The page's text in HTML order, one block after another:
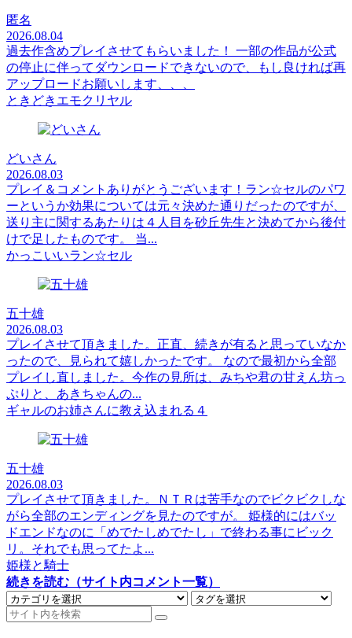
匿名
2026.08.04
過去作含めプレイさせてもらいました！ 一部の作品が公式
の停止に伴ってダウンロードできないので、もし良ければ再
アップロードお願いします、、、
ときどきエモクリヤル
どいさん
2026.08.03
プレイ＆コメントありがとうございます！ラン☆セルのパワ
ーというか効果については元々決めた通りだったのですが、
送り主に関するあたりは４人目を砂丘先生と決めてから後付
けで足したものです。 当...
かっこいいラン☆セル
五十雄
2026.08.03
プレイさせて頂きました。正直、続きが有ると思っていなか
ったので、見られて嬉しかったです。 なので最初から全部
プレイし直しました。今作の見所は、みちや君の甘えん坊っ
ぷりと、あきちゃんの...
ギャルのお姉さんに教え込まれる４
五十雄
2026.08.03
プレイさせて頂きました。ＮＴＲは苦手なのでビクビクしな
がら全部のエンディングを見たのですが。 姫様的にはバッ
ドエンドなのに「めでたしめでたし」で終わる事にビック
リ。それでも思ってたよ...
姫様と騎士
続きを読む（サイト内コメント一覧）